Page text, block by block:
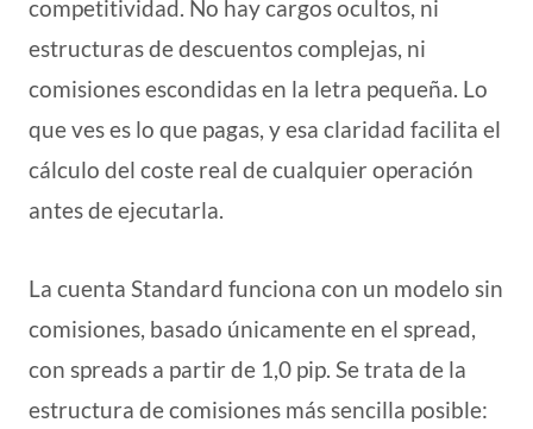
competitividad. No hay cargos ocultos, ni
estructuras de descuentos complejas, ni
comisiones escondidas en la letra pequeña. Lo
que ves es lo que pagas, y esa claridad facilita el
cálculo del coste real de cualquier operación
antes de ejecutarla.
La cuenta Standard funciona con un modelo sin
comisiones, basado únicamente en el spread,
con spreads a partir de 1,0 pip. Se trata de la
estructura de comisiones más sencilla posible: